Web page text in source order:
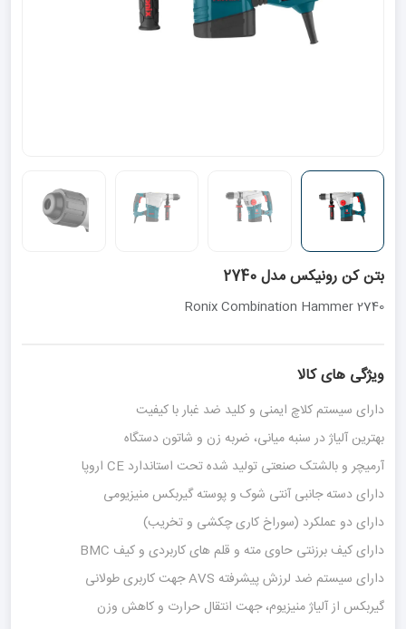
بتن کن رونیکس مدل 2740
Ronix Combination Hammer 2740
ویژگی های کالا
دارای سیستم کلاچ ایمنی و کلید ضد غبار با کیفیت
بهترین آلیاژ در سنبه میانی، ضربه زن و شاتون دستگاه
آرمیچر و بالشتک صنعتی تولید شده تحت استاندارد CE اروپا
دارای دسته جانبی آنتی شوک و پوسته گیربکس منیزیومی
دارای دو عملکرد (سوراخ کاری چکشی و تخریب)
دارای کیف برزنتی حاوی مته و قلم های کاربردی و کیف BMC
دارای سیستم ضد لرزش پیشرفته AVS جهت کاربری طولانی
گیربکس از آلیاژ منیزیوم، جهت انتقال حرارت و کاهش وزن